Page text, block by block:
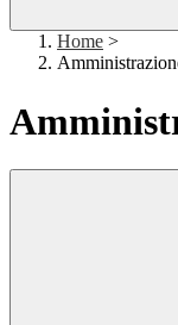
Home >